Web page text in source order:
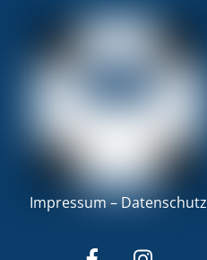
Impressum–Datenschutz